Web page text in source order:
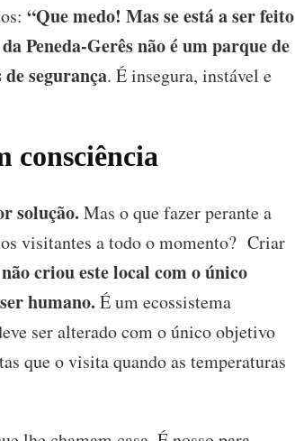
“Que medo! Mas se está a ser feito
Peneda-Gerês não é um parque de
segurança. É insegura, instável e
consciência
solução. Mas o que fazer perante a
visitantes a todo o momento? Criar
criou este local com o único
humano. É um ecossistema
ser alterado com o único objetivo
que o visita quando as temperaturas